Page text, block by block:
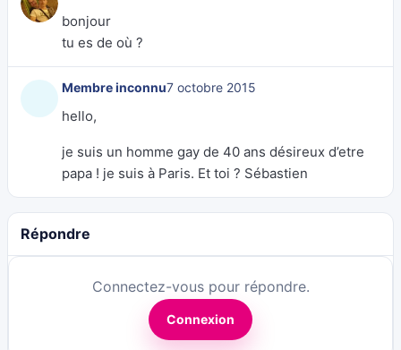
bonjour
tu es de où ?
Membre inconnu7 octobre 2015
hello,
je suis un homme gay de 40 ans désireux d’etre
papa ! je suis à Paris. Et toi ? Sébastien
Répondre
Connectez-vous pour répondre.
Connexion